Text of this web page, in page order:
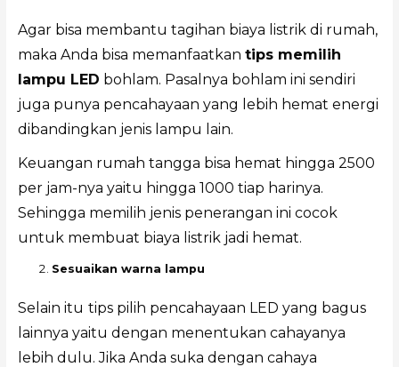
Agar bisa membantu tagihan biaya listrik di rumah,
maka Anda bisa memanfaatkan tips memilih
lampu LED bohlam. Pasalnya bohlam ini sendiri
juga punya pencahayaan yang lebih hemat energi
dibandingkan jenis lampu lain.
Keuangan rumah tangga bisa hemat hingga 2500
per jam-nya yaitu hingga 1000 tiap harinya.
Sehingga memilih jenis penerangan ini cocok
untuk membuat biaya listrik jadi hemat.
Sesuaikan warna lampu
Selain itu tips pilih pencahayaan LED yang bagus
lainnya yaitu dengan menentukan cahayanya
lebih dulu. Jika Anda suka dengan cahaya